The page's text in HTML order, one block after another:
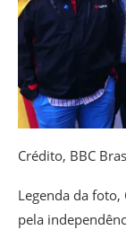
Crédito, BBC
Legenda da foto,
pela